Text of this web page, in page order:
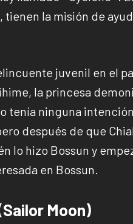
tienen la misión de
juvenil en el
la princesa
tenía ninguna
después de que
lo hizo Bossun y
en Bossun.
Moon)